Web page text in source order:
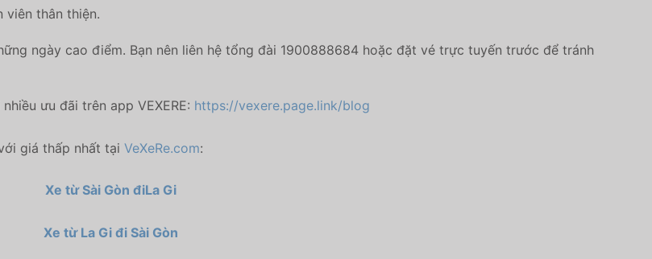
viên thân thiện.
ngày cao điểm. Bạn nên liên hệ tổng đài 1900888684 hoặc đặt vé trực tuyến trước để tránh
ưu đãi trên app VEXERE: https://vexere.page.link/blog
giá thấp nhất tại VeXeRe.com:
Xe từ Sài Gòn điLa Gi
Xe từ La Gi đi Sài Gòn